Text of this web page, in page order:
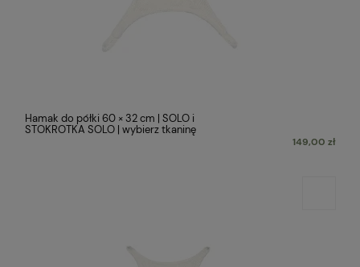
Hamak do półki 60 × 32 cm | SOLO i
STOKROTKA SOLO | wybierz tkaninę
149,00 zł